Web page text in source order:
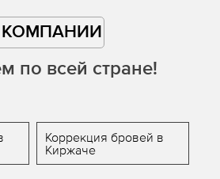
по всей стране!
Коррекция бровей в
Киржаче